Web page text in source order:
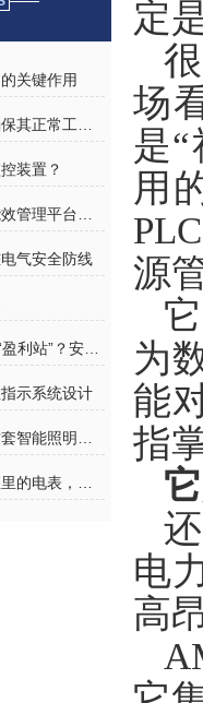
关键作用
装置？
气安全防线
示系统设计
定
场
是
用
源
为
能
指
电
高